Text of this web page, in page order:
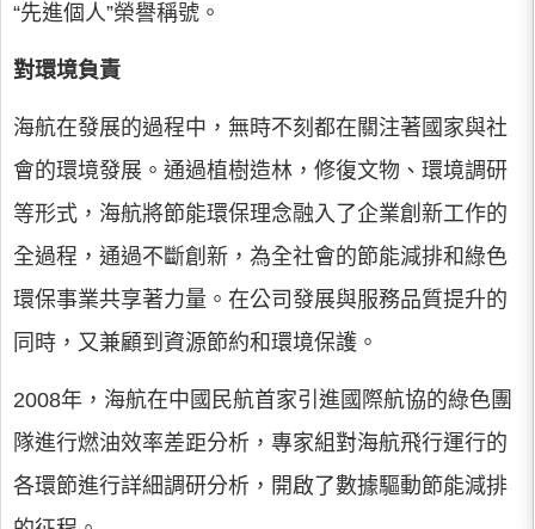
“先進個人”榮譽稱號。
對環境負責
海航在發展的過程中，無時不刻都在關注著國家與社
會的環境發展。通過植樹造林，修復文物、環境調研
等形式，海航將節能環保理念融入了企業創新工作的
全過程，通過不斷創新，為全社會的節能減排和綠色
環保事業共享著力量。在公司發展與服務品質提升的
同時，又兼顧到資源節約和環境保護。
2008年，海航在中國民航首家引進國際航協的綠色團
隊進行燃油效率差距分析，專家組對海航飛行運行的
各環節進行詳細調研分析，開啟了數據驅動節能減排